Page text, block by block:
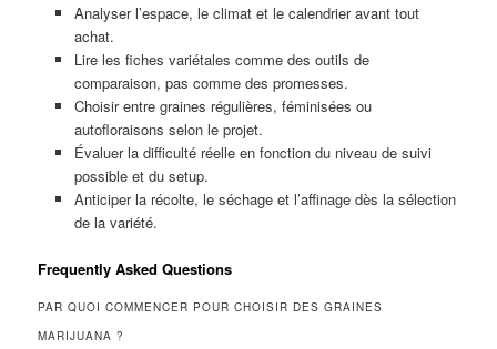
Analyser l’espace, le climat et le calendrier avant tout
achat.
Lire les fiches variétales comme des outils de
comparaison, pas comme des promesses.
Choisir entre graines régulières, féminisées ou
autofloraisons selon le projet.
Évaluer la difficulté réelle en fonction du niveau de suivi
possible et du setup.
Anticiper la récolte, le séchage et l’affinage dès la sélection
de la variété.
Frequently Asked Questions
PAR QUOI COMMENCER POUR CHOISIR DES GRAINES
MARIJUANA ?